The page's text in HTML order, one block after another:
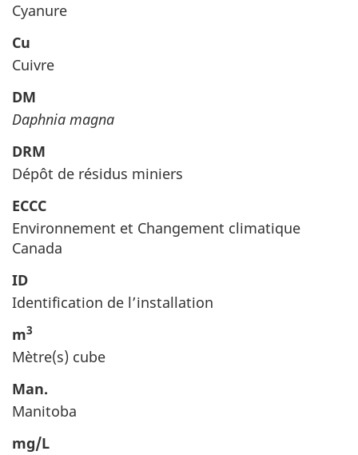
Cyanure
Cu
Cuivre
DM
Daphnia magna
DRM
Dépôt de résidus miniers
ECCC
Environnement et Changement climatique
Canada
ID
Identification de l’installation
m3
Mètre(s) cube
Man.
Manitoba
mg/L